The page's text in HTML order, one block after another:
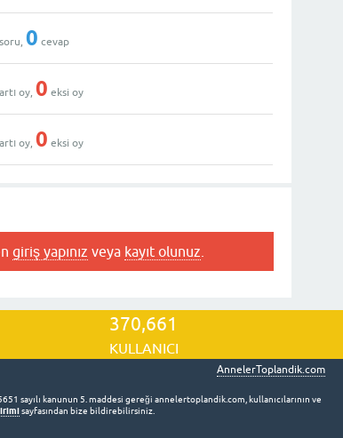
soru,0 cevap
artı oy,0 eksi oy
artı oy,0 eksi oy
giriş yapınız veya kayıt olunuz
370,661
KULLANICI
AnnelerToplandik.com
sayılı kanunun 5. maddesi gereği annelertoplandik.com, kullanıcılarının ve
sayfasından bize bildirebilirsiniz.